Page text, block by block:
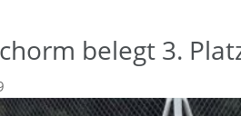
belegt 3.